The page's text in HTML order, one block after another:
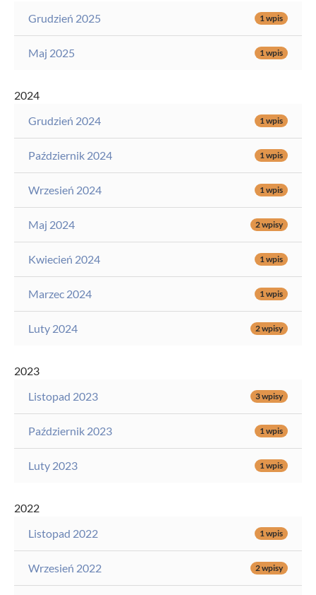
Grudzień 2025
1 wpis
Maj 2025 1 wpis
2024
Grudzień 2024
1 wpis
Październik 2024 1 wpis
Wrzesień 2024 1 wpis
Maj 2024 2 wpisy
Kwiecień 2024 1 wpis
Marzec 2024 1 wpis
Luty 2024 2 wpisy
2023
Listopad 2023
3 wpisy
Październik 2023 1 wpis
Luty 2023 1 wpis
2022
Listopad 2022
1 wpis
Wrzesień 2022 2 wpisy